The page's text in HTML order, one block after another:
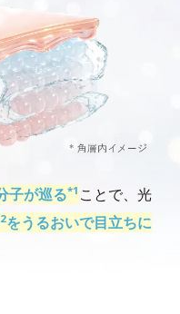
子が巡る*1 ことで、光
をうるおいで目立ちに